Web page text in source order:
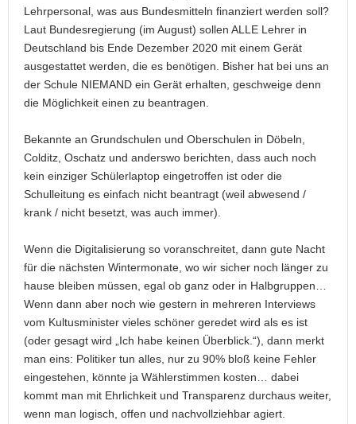
Lehrpersonal, was aus Bundesmitteln finanziert werden soll?
Laut Bundesregierung (im August) sollen ALLE Lehrer in
Deutschland bis Ende Dezember 2020 mit einem Gerät
ausgestattet werden, die es benötigen. Bisher hat bei uns an
der Schule NIEMAND ein Gerät erhalten, geschweige denn
die Möglichkeit einen zu beantragen.
Bekannte an Grundschulen und Oberschulen in Döbeln,
Colditz, Oschatz und anderswo berichten, dass auch noch
kein einziger Schülerlaptop eingetroffen ist oder die
Schulleitung es einfach nicht beantragt (weil abwesend /
krank / nicht besetzt, was auch immer).
Wenn die Digitalisierung so voranschreitet, dann gute Nacht
für die nächsten Wintermonate, wo wir sicher noch länger zu
hause bleiben müssen, egal ob ganz oder in Halbgruppen…
Wenn dann aber noch wie gestern in mehreren Interviews
vom Kultusminister vieles schöner geredet wird als es ist
(oder gesagt wird „Ich habe keinen Überblick.“), dann merkt
man eins: Politiker tun alles, nur zu 90% bloß keine Fehler
eingestehen, könnte ja Wählerstimmen kosten… dabei
kommt man mit Ehrlichkeit und Transparenz durchaus weiter,
wenn man logisch, offen und nachvollziehbar agiert.